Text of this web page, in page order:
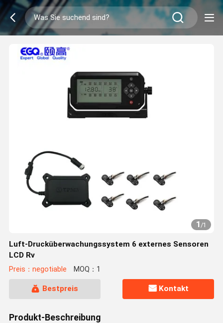
1/1
Luft-Drucküberwachungssystem 6 externes Sensoren
LCD Rv
Preis：negotiable MOQ：1
Bestpreis Kontakt
Produkt-Beschreibung